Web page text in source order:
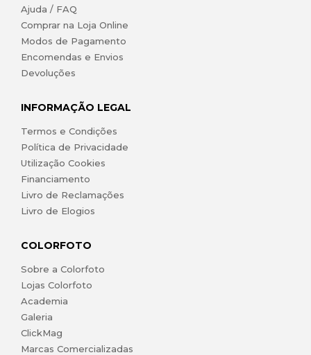
Ajuda / FAQ
Comprar na Loja Online
Modos de Pagamento
Encomendas e Envios
Devoluções
INFORMAÇÃO LEGAL
Termos e Condições
Política de Privacidade
Utilização Cookies
Financiamento
Livro de Reclamações
Livro de Elogios
COLORFOTO
Sobre a Colorfoto
Lojas Colorfoto
Academia
Galeria
ClickMag
Marcas Comercializadas